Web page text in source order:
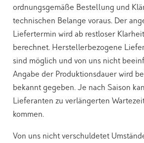
ordnungsgemäße Bestellung und
technischen Belange voraus. Der
Liefertermin wird ab restloser
berechnet. Herstellerbezogene
sind möglich und von uns nicht
Angabe der Produktionsdauer wird
bekannt gegeben. Je nach Saison
Lieferanten zu verlängerten
kommen.
Von uns nicht verschuldetet